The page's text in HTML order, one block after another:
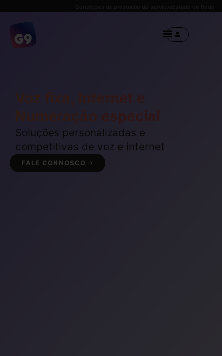
Voz fixa, Internet e
Numeração especial
Soluções personalizadas e
competitivas de voz e internet
FALE CONNOSCO